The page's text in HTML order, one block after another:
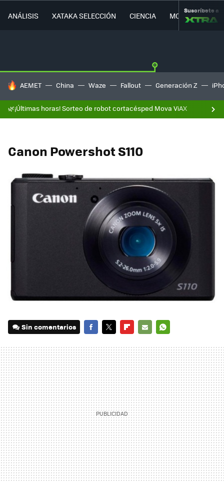
ANÁLISIS XATAKA SELECCIÓN CIENCIA MOVILIDAD
Suscríbete a
HOY SE HABLA DE
AEMET China Waze Fallout Generación Z
🌿¡Últimas horas! Sorteo de robot cortacésped Mova ViAX
Canon Powershot S110
Sin comentarios
MAIL